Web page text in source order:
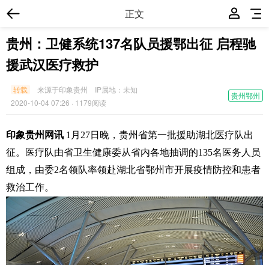
正文
贵州：卫健系统137名队员援鄂出征 启程驰
援武汉医疗救护
贵州鄂州
转载 来源于印象贵州 IP属地： 未知
2020-10-04 07:26 · 1179阅读
印象贵州网讯 1月27日晚，贵州省第一批援助湖北医疗队出
征。医疗队由省卫生健康委从省内各地抽调的135名医务人员
组成，由委2名领队率领赴湖北省鄂州市开展疫情防控和患者
救治工作。